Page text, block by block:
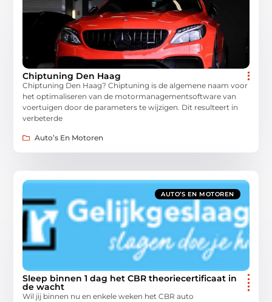
Chiptuning Den Haag
Chiptuning Den Haag? Chiptuning is de algemene naam voor
het optimaliseren van de motormanagementsoftware van
voertuigen door de parameters te wijzigen. Dit resulteert in
verbeterde
Auto’s En Motoren
AUTO’S EN MOTOREN
Sleep binnen 1 dag het CBR theoriecertificaat in
de wacht
Wil jij binnen nu en enkele weken het CBR auto